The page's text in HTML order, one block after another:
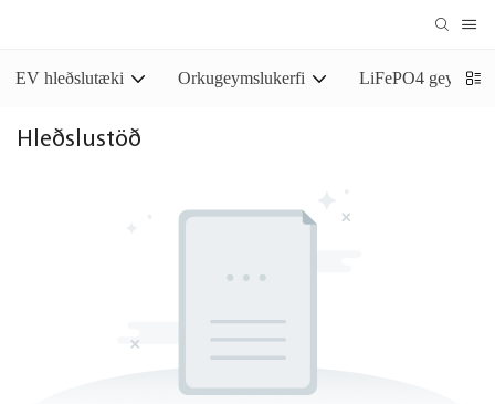
EV hleðslutæki Orkugeymslukerfi LiFePO4
Hleðslustöð